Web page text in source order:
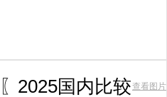
〖2025国内比较查看图片